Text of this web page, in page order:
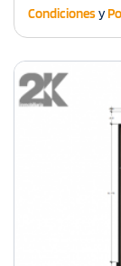
Condicionesy